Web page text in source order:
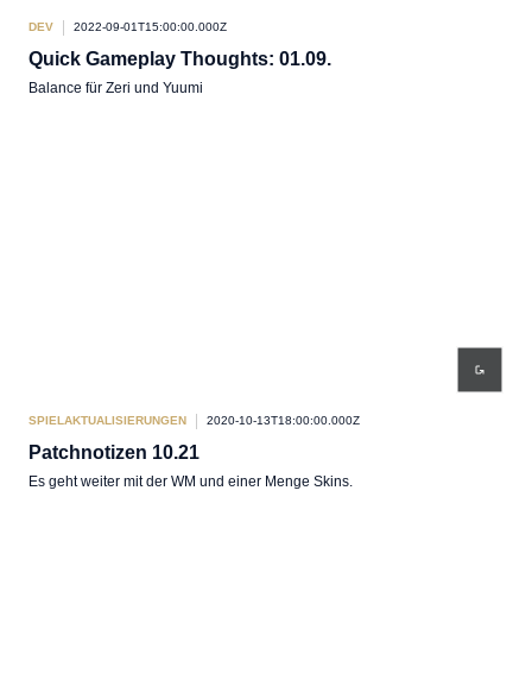
DEV 2022-09-01T15:00:00.000Z
Quick Gameplay Thoughts: 01.09.
Balance für Zeri und Yuumi
SPIELAKTUALISIERUNGEN 2020-10-13T18:00:00.000Z
Patchnotizen 10.21
Es geht weiter mit der WM und einer Menge Skins.